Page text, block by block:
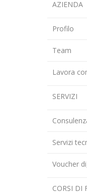
AZIENDA
Profilo
Team
Lavora
SERVIZI
Servizi
Voucher
CORSI DI